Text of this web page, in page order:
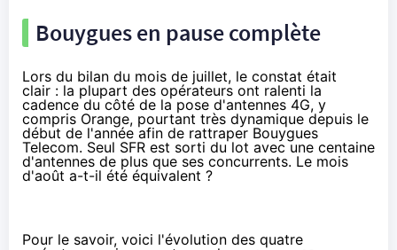
Bouygues en pause complète
Lors du bilan du mois de juillet, le constat était
clair : la plupart des opérateurs ont ralenti la
cadence du côté de la pose d'antennes 4G, y
compris Orange, pourtant très dynamique depuis le
début de l'année afin de rattraper Bouygues
Telecom. Seul SFR est sorti du lot avec une centaine
d'antennes de plus que ses concurrents. Le mois
d'août a-t-il été équivalent ?
Pour le savoir, voici l'évolution des quatre